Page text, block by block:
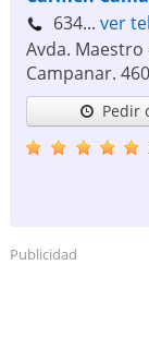
634... ver
Avda.
Campanar.
Pedir
Publicidad